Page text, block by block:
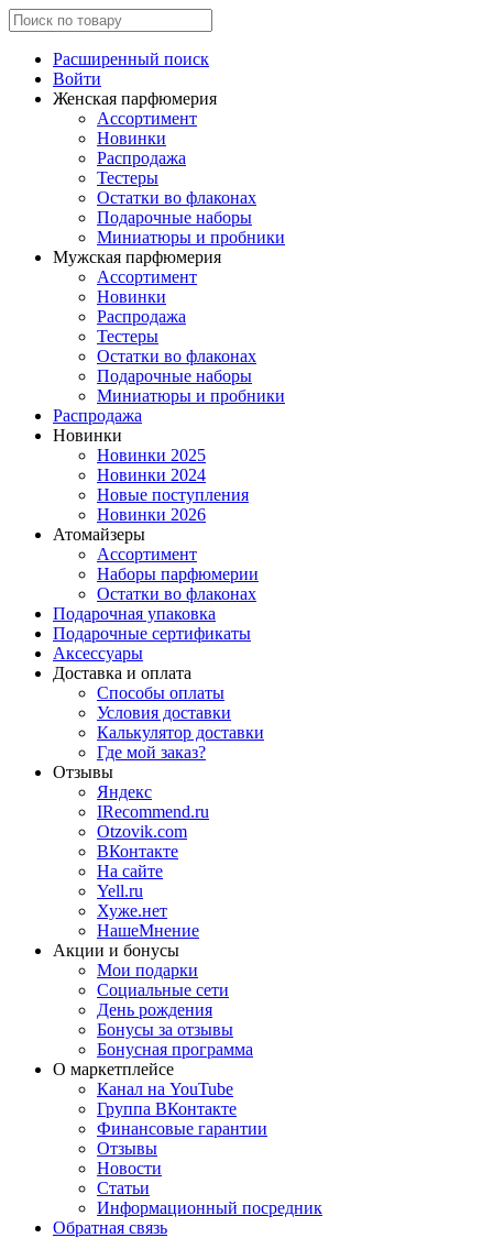
Расширенный поиск
Войти
Женская парфюмерия
Ассортимент
Новинки
Распродажа
Тестеры
Остатки во флаконах
Подарочные наборы
Миниатюры и пробники
Мужская парфюмерия
Ассортимент
Новинки
Распродажа
Тестеры
Остатки во флаконах
Подарочные наборы
Миниатюры и пробники
Распродажа
Новинки
Новинки 2025
Новинки 2024
Новые поступления
Новинки 2026
Атомайзеры
Ассортимент
Наборы парфюмерии
Остатки во флаконах
Подарочная упаковка
Подарочные сертификаты
Аксессуары
Доставка и оплата
Способы оплаты
Условия доставки
Калькулятор доставки
Где мой заказ?
Отзывы
Яндекс
IRecommend.ru
Otzovik.com
ВКонтакте
На сайте
Yell.ru
Хуже.нет
НашеМнение
Акции и бонусы
Мои подарки
Социальные сети
День рождения
Бонусы за отзывы
Бонусная программа
О маркетплейсе
Канал на YouTube
Группа ВКонтакте
Финансовые гарантии
Отзывы
Новости
Статьи
Информационный посредник
Обратная связь